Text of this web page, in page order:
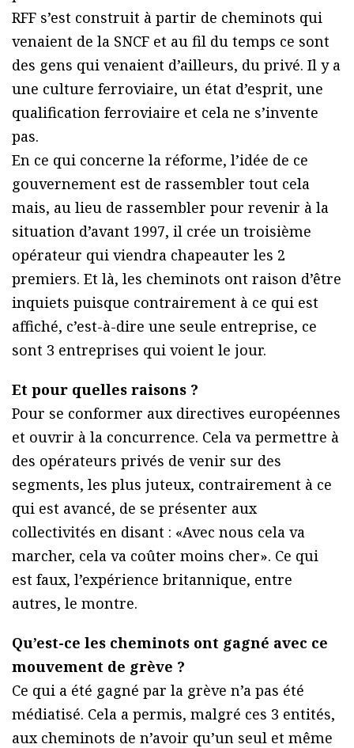
RFF s’est construit à partir de cheminots qui
venaient de la SNCF et au fil du temps ce sont
des gens qui venaient d’ailleurs, du privé. Il y a
une culture ferroviaire, un état d’esprit, une
qualification ferroviaire et cela ne s’invente
pas.
En ce qui concerne la réforme, l’idée de ce
gouvernement est de rassembler tout cela
mais, au lieu de rassembler pour revenir à la
situation d’avant 1997, il crée un troisième
opérateur qui viendra chapeauter les 2
premiers. Et là, les cheminots ont raison d’être
inquiets puisque contrairement à ce qui est
affiché, c’est-à-dire une seule entreprise, ce
sont 3 entreprises qui voient le jour.
Et pour quelles raisons ?
Pour se conformer aux directives européennes
et ouvrir à la concurrence. Cela va permettre à
des opérateurs privés de venir sur des
segments, les plus juteux, contrairement à ce
qui est avancé, de se présenter aux
collectivités en disant : «Avec nous cela va
marcher, cela va coûter moins cher». Ce qui
est faux, l’expérience britannique, entre
autres, le montre.
Qu’est-ce les cheminots ont gagné avec ce
mouvement de grève ?
Ce qui a été gagné par la grève n’a pas été
médiatisé. Cela a permis, malgré ces 3 entités,
aux cheminots de n’avoir qu’un seul et même